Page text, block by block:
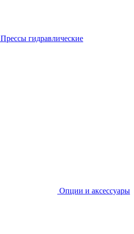
Прессы гидравлические
Опции и аксессуары